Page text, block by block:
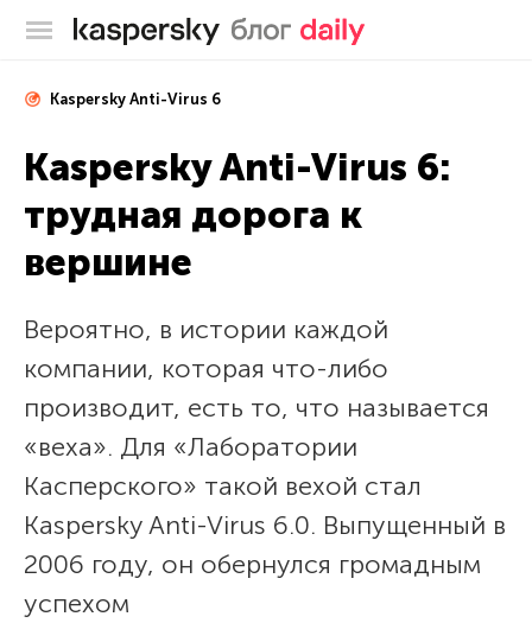
Блог Касперского
Kaspersky Anti-Virus 6
Kaspersky Anti-Virus 6:
трудная дорога к
вершине
Вероятно, в истории каждой
компании, которая что-либо
производит, есть то, что называется
«веха». Для «Лаборатории
Касперского» такой вехой стал
Kaspersky Anti-Virus 6.0. Выпущенный в
2006 году, он обернулся громадным
успехом